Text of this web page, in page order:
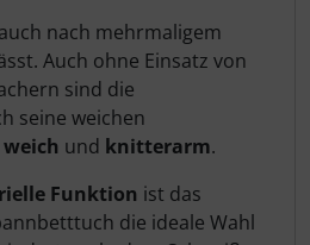
nach mehrmaligem
Auch ohne Einsatz von
sind die
seine weichen
weich und knitterarm.
Funktion ist das
die ideale Wahl